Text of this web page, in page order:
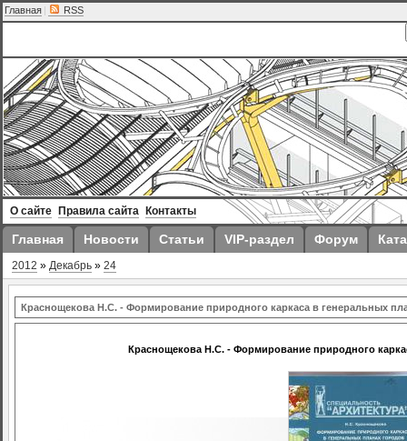
Главная | RSS
О сайте Правила сайта Контакты
Главная Новости Статьи VIP-раздел Форум
2012 » Декабрь » 24
Краснощекова Н.С. - Формирование природного каркаса в генеральных
Краснощекова Н.С. - Формирование природного